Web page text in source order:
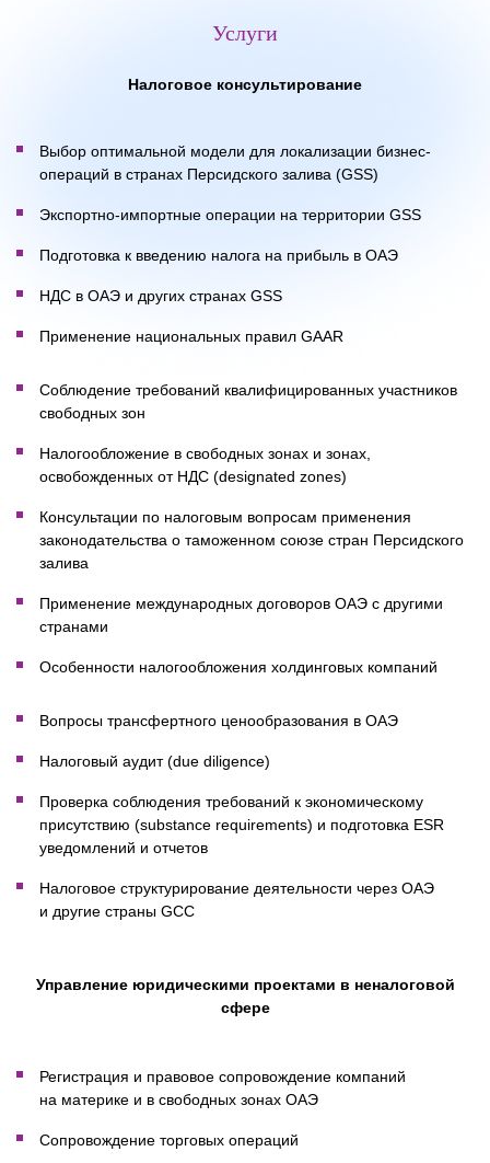
Услуги
Налоговое консультирование
Выбор оптимальной модели для локализации бизнес-
операций в странах Персидского залива (GSS)
Экспортно-импортные операции на территории GSS
Подготовка к введению налога на прибыль в ОАЭ
НДС в ОАЭ и других странах GSS
Применение национальных правил GAAR
Соблюдение требований квалифицированных участников
свободных зон
Налогообложение в свободных зонах и зонах,
освобожденных от НДС (designated zones)
Консультации по налоговым вопросам применения
законодательства о таможенном союзе стран Персидского
залива
Применение международных договоров ОАЭ с другими
странами
Особенности налогообложения холдинговых компаний
Вопросы трансфертного ценообразования в ОАЭ
Налоговый аудит (due diligence)
Проверка соблюдения требований к экономическому
присутствию (substance requirements) и подготовка ESR
уведомлений и отчетов
Налоговое структурирование деятельности через ОАЭ
и другие страны GCC
Управление юридическими проектами в неналоговой
сфере
Регистрация и правовое сопровождение компаний
на материке и в свободных зонах ОАЭ
Сопровождение торговых операций